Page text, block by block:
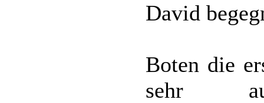
David
Boten die
sehr